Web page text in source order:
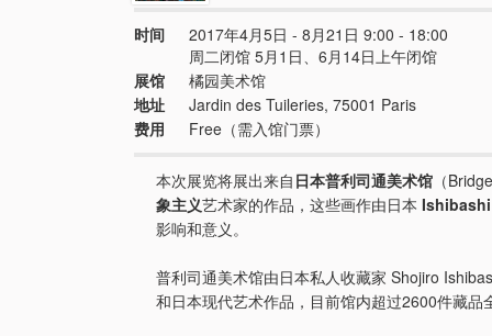
时间
2017年4月5日 - 8月21日 9:00 - 18:00
周二闭馆 5月1日、6月14日上午闭馆
展馆
橘园美术馆
地址
Jardin des Tuileries, 75001 Paris
费用
Free（需入馆门票）
本次展览将展出来自 日本普利司通美术馆 （
象主义艺术家的作品，这些画作由日本 Ishibashi
影响和意义。
普利司通美术馆由日本私人收藏家 Shojiro
和日本现代艺术作品，目前馆内超过2600件藏品